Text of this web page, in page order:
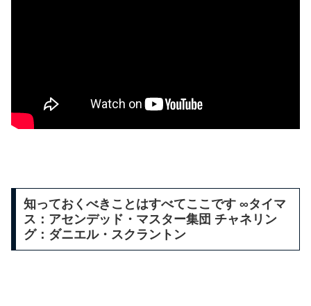
知っておくべきことはすべてここです ∞タイマ
ス：アセンデッド・マスター集団 チャネリン
グ：ダニエル・スクラントン